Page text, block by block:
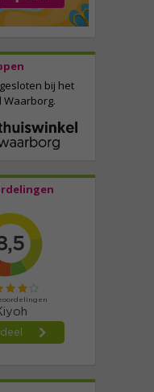
bij het
Waarborg.